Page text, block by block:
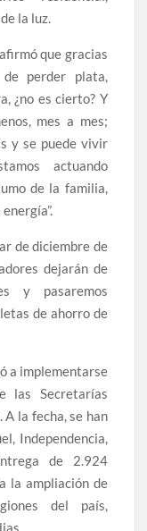
la luz.
que gracias
perder plata,
¿no es cierto? Y
mes a mes;
y se puede vivir
actuando
de la familia,
de diciembre de
dejarán de
y pasaremos
de ahorro de
a implementarse
las Secretarías
la fecha, se han
Independencia,
de 2.924
la ampliación de
del país,